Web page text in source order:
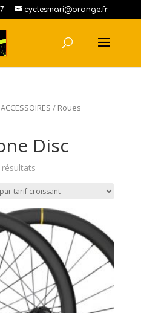
cyclesmari@orange.fr
ACCESSOIRES / Roues
Disc